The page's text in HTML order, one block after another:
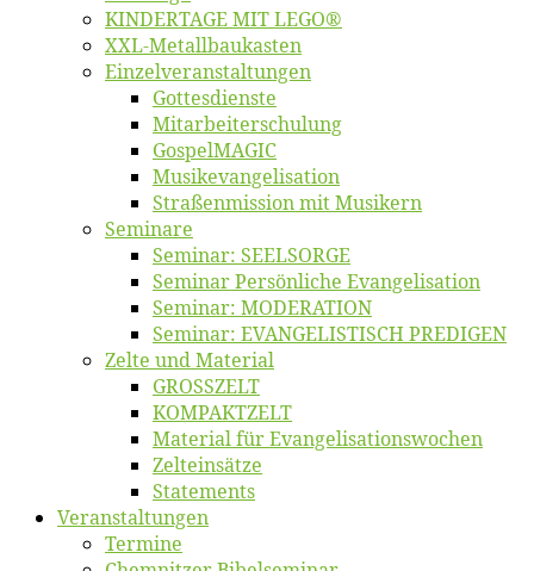
KINDERTAGE MIT LEGO®
XXL-Me­­tal­l­­bau­­kas­­ten
Einzelver­an­stal­tungen
Got­tes­diens­te
Mitarbeiter­schulung
Gos­pel­MA­GIC
Musikevan­ge­li­sa­tion
Straßenmis­sion mit Musikern
Se­mi­na­re
Se­mi­nar: SEELSORGE
Se­mi­nar Per­sön­li­che Evangelisation
Se­mi­nar: MODERATION
Se­mi­nar: EVANGELISTISCH PREDIGEN
Zel­te und Material
GROSSZELT
KOMPAKTZELT
Ma­te­ri­al für Evangelisationswochen
Zelt­ein­sät­ze
State­ments
Ver­an­stal­tun­gen
Ter­mi­ne